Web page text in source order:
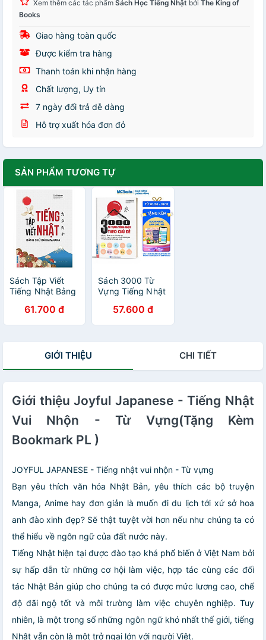
Xem thêm các tác phẩm Sách Học Tiếng Nhật bởi The King of
Books
Giao hàng toàn quốc
Được kiểm tra hàng
Thanh toán khi nhận hàng
Chất lượng, Uy tín
7 ngày đổi trả dễ dàng
Hỗ trợ xuất hóa đơn đỏ
SẢN PHẨM TƯƠNG TỰ
Sách Tập Viết
Tiếng Nhật Bảng
Katakana
61.700 đ
Sách 3000 Từ
Vựng Tiếng Nhật
57.600 đ
GIỚI THIỆU CHI TIẾT
Giới thiệu Joyful Japanese - Tiếng Nhật
Vui Nhộn - Từ Vựng(Tặng Kèm
Bookmark PL )
JOYFUL JAPANESE - Tiếng nhật vui nhộn - Từ vựng
Bạn yêu thích văn hóa Nhật Bản, yêu thích các bộ truyện
Manga, Anime hay đơn giản là muốn đi du lịch tới xứ sở hoa
anh đào xinh đẹp? Sẽ thật tuyệt vời hơn nếu như chúng ta có
thể hiểu về ngôn ngữ của đất nước này.
Tiếng Nhật hiện tại được đào tạo khá phổ biến ở Việt Nam bởi
sự hấp dẫn từ những cơ hội làm việc, hợp tác cùng các đối
tác Nhật Bản giúp cho chúng ta có được mức lương cao, chế
độ đãi ngộ tốt và môi trường làm việc chuyên nghiệp. Tuy
nhiên, là một trong số những ngôn ngữ khó nhất thế giới, tiếng
Nhật vẫn còn là một trở ngại lớn với người Việt.